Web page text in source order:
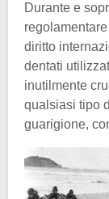
Durante e
diritto
dentati
inutilmente
qualsiasi tipo
guarigione,